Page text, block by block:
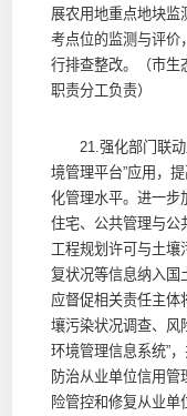
展农用地重点地块监
考点位的监测与评价
行排查整改。（市生
职责分工负责）
21.强化部门联动
境管理平台”应用，
化管理水平。进一步
住宅、公共管理与公
工程规划许可与土壤
复状况等信息纳入国
应督促相关责任主体
壤污染状况调查、风
环境管理信息系统”
防治从业单位信用管
险管控和修复从业单